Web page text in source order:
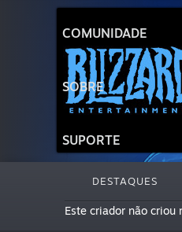
COMUNIDADE
SOBRE
SUPORTE
DESTAQUES
Este criador não criou